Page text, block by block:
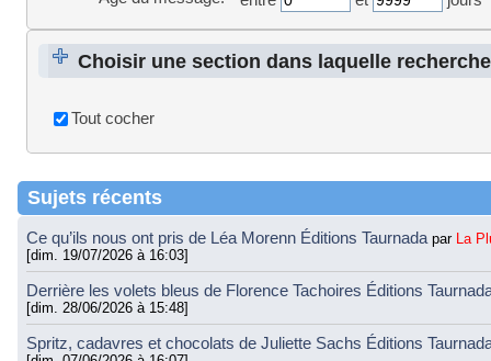
Choisir une section dans laquelle
Tout cocher
Sujets récents
Ce qu’ils nous ont pris de Léa Morenn Éditions Taurnada par
La
[dim. 19/07/2026 à 16:03]
Derrière les volets bleus de Florence Tachoires Éditions
[dim. 28/06/2026 à 15:48]
Spritz, cadavres et chocolats de Juliette Sachs Éditions